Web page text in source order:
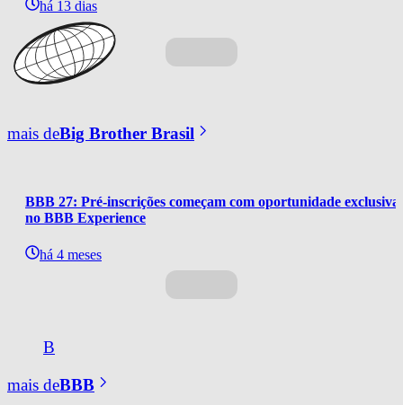
há 13 dias
mais deBig Brother Brasil
BBB 27: Pré-inscrições começam com oportunidade exclusiva
no BBB Experience
há 4 meses
B
mais deBBB